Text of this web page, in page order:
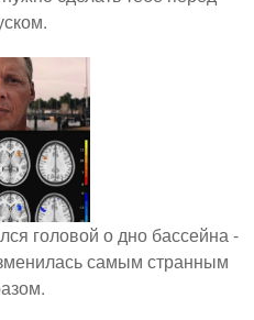
головой о дно бассейна -
самым странным